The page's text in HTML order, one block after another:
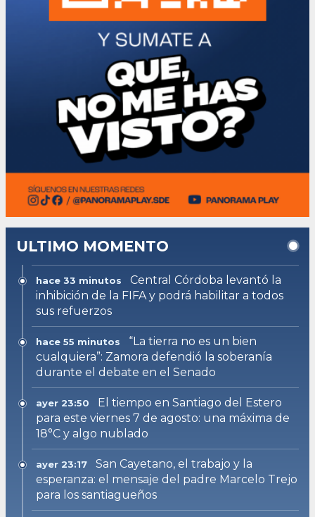
ULTIMO MOMENTO
hace 33 minutos
Central Córdoba levantó la
inhibición de la FIFA y podrá habilitar a todos
sus refuerzos
hace 55 minutos
“La tierra no es un bien
cualquiera”: Zamora defendió la soberanía
durante el debate en el Senado
ayer 23:50
El tiempo en Santiago del Estero
para este viernes 7 de agosto: una máxima de
18°C y algo nublado
ayer 23:17
San Cayetano, el trabajo y la
esperanza: el mensaje del padre Marcelo Trejo
para los santiagueños